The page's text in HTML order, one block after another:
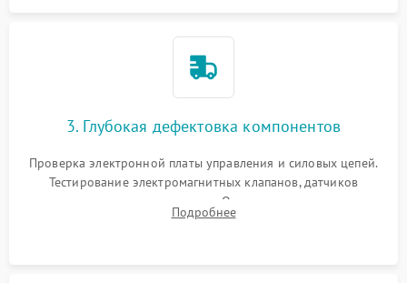
3. Глубокая дефектовка компонентов
Проверка электронной платы управления и силовых цепей.
Тестирование электромагнитных клапанов, датчиков
температуры и расходомера. Оценка степени износа
жерновов кофемолки, уплотнительных колец гидросистемы
Подробнее